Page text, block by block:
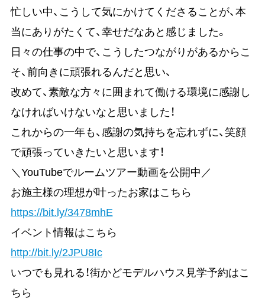
忙しい中、こうして気にかけてくださることが、本
当にありがたくて、幸せだなあと感じました。
日々の仕事の中で、こうしたつながりがあるからこ
そ、前向きに頑張れるんだと思い、
改めて、素敵な方々に囲まれて働ける環境に感謝し
なければいけないなと思いました！
これからの一年も、感謝の気持ちを忘れずに、笑顔
で頑張っていきたいと思います！
＼YouTubeでルームツアー動画を公開中／
お施主様の理想が叶ったお家はこちら
https://bit.ly/3478mhE
イベント情報はこちら
http://bit.ly/2JPU8Ic
いつでも見れる！街かどモデルハウス見学予約はこ
ちら